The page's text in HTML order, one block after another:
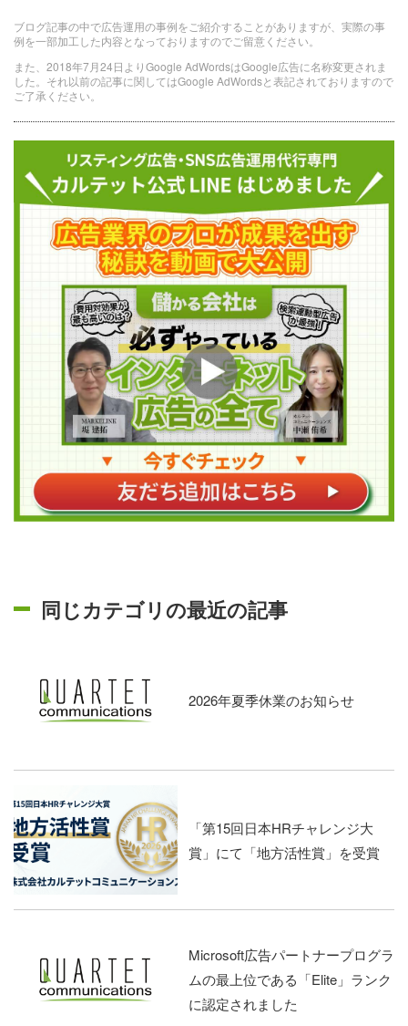
ブログ記事の中で広告運用の事例をご紹介することがありますが、実際の事
例を一部加工した内容となっておりますのでご留意ください。
また、2018年7月24日よりGoogle AdWordsはGoogle広告に名称変更されま
した。それ以前の記事に関してはGoogle AdWordsと表記されておりますので
ご了承ください。
同じカテゴリの最近の記事
2026年夏季休業のお知らせ
「第15回日本HRチャレンジ大
賞」にて「地方活性賞」を受賞
Microsoft広告パートナープログラ
ムの最上位である「Elite」ランク
に認定されました